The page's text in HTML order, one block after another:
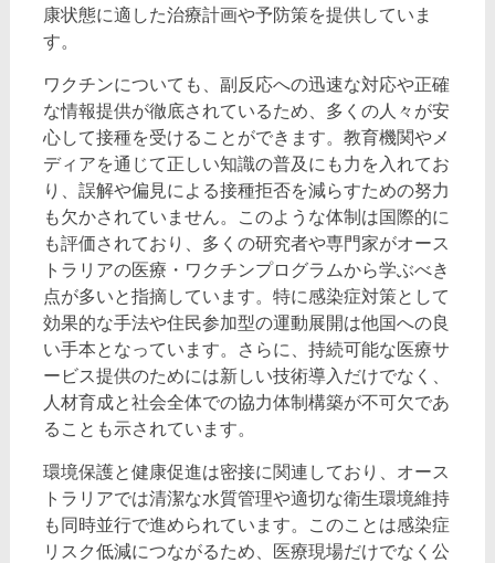
康状態に適した治療計画や予防策を提供していま
す。
ワクチンについても、副反応への迅速な対応や正確
な情報提供が徹底されているため、多くの人々が安
心して接種を受けることができます。教育機関やメ
ディアを通じて正しい知識の普及にも力を入れてお
り、誤解や偏見による接種拒否を減らすための努力
も欠かされていません。このような体制は国際的に
も評価されており、多くの研究者や専門家がオース
トラリアの医療・ワクチンプログラムから学ぶべき
点が多いと指摘しています。特に感染症対策として
効果的な手法や住民参加型の運動展開は他国への良
い手本となっています。さらに、持続可能な医療サ
ービス提供のためには新しい技術導入だけでなく、
人材育成と社会全体での協力体制構築が不可欠であ
ることも示されています。
環境保護と健康促進は密接に関連しており、オース
トラリアでは清潔な水質管理や適切な衛生環境維持
も同時並行で進められています。このことは感染症
リスク低減につながるため、医療現場だけでなく公